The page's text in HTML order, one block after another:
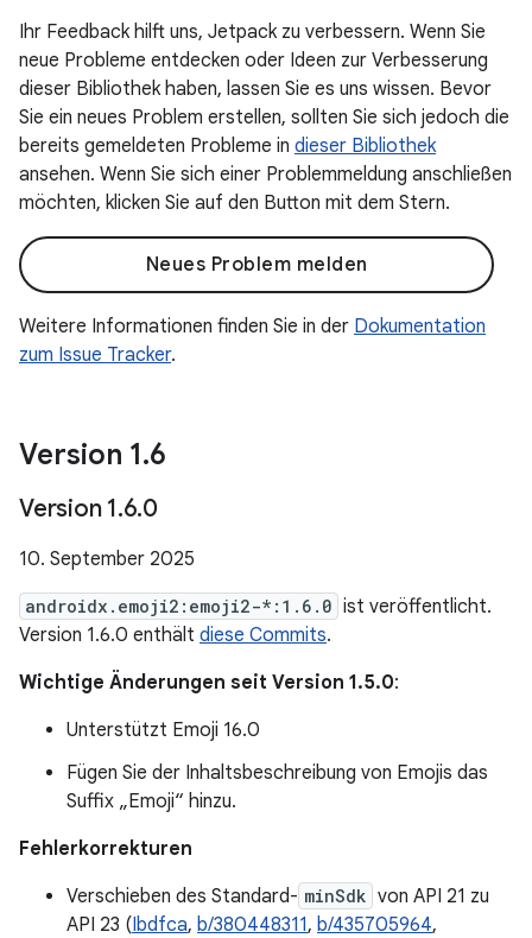
Ihr Feedback hilft uns, Jetpack zu verbessern. Wenn Sie
neue Probleme entdecken oder Ideen zur Verbesserung
dieser Bibliothek haben, lassen Sie es uns wissen. Bevor
Sie ein neues Problem erstellen, sollten Sie sich jedoch die
bereits gemeldeten Probleme in dieser Bibliothek
ansehen. Wenn Sie sich einer Problemmeldung anschließen
möchten, klicken Sie auf den Button mit dem Stern.
Neues Problem melden
Weitere Informationen finden Sie in der Dokumentation
zum Issue Tracker.
Version 1.6
Version 1.6.0
10. September 2025
androidx.emoji2:emoji2-*:1.6.0 ist veröffentlicht.
Version 1.6.0 enthält diese Commits.
Wichtige Änderungen seit Version 1.5.0:
Unterstützt Emoji 16.0
Fügen Sie der Inhaltsbeschreibung von Emojis das
Suffix „Emoji“ hinzu.
Fehlerkorrekturen
Verschieben des Standard- minSdk von API 21 zu
API 23 (Ibdfca, b/380448311, b/435705964,